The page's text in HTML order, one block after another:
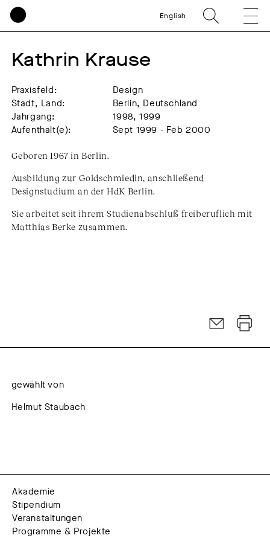
English
Kathrin Krause
Praxisfeld:
Design
Stadt, Land:
Berlin, Deutschland
Jahrgang:
1998, 1999
Aufenthalt(e):
Sept 1999 - Feb 2000
Geboren 1967 in Berlin.
Ausbildung zur Goldschmiedin, anschließend
Designstudium an der HdK Berlin.
Sie arbeitet seit ihrem Studienabschluß freiberuflich mit
Matthias Berke zusammen.
gewählt von
Helmut Staubach
Akademie
Stipendium
Veranstaltungen
Programme & Projekte